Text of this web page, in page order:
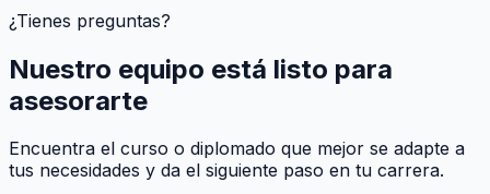
¿Tienes preguntas?
Nuestro equipo está listo para
asesorarte
Encuentra el curso o diplomado que mejor se adapte a
tus necesidades y da el siguiente paso en tu carrera.